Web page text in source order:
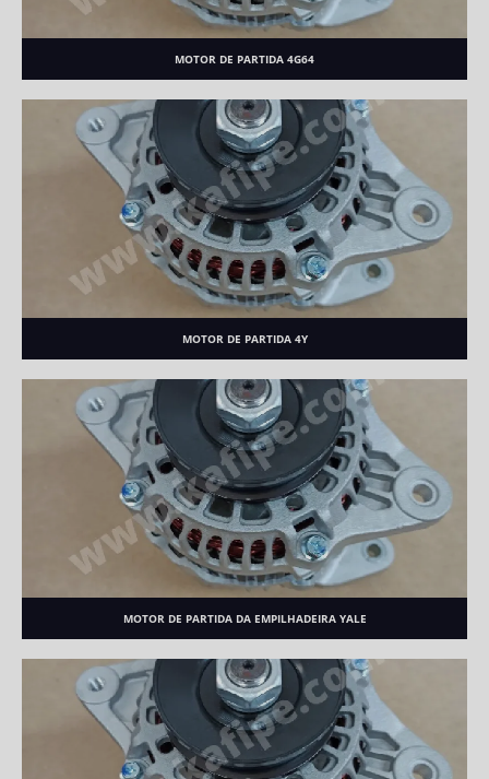
MOTOR DE PARTIDA 4G64
MOTOR DE PARTIDA 4Y
MOTOR DE PARTIDA DA EMPILHADEIRA YALE